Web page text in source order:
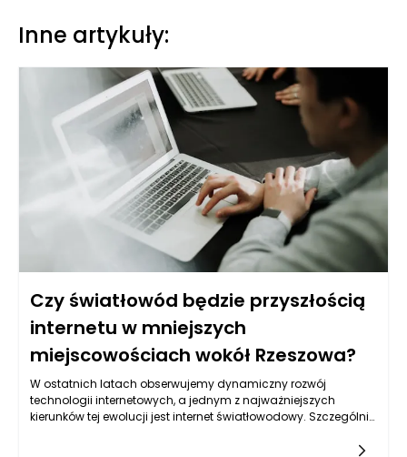
Inne artykuły:
Czy światłowód będzie przyszłością
internetu w mniejszych
miejscowościach wokół Rzeszowa?
W ostatnich latach obserwujemy dynamiczny rozwój
technologii internetowych, a jednym z najważniejszych
kierunków tej ewolucji jest internet światłowodowy. Szczególnie
dostęp do szybkiego i stabilnego internetu staje się kluczową